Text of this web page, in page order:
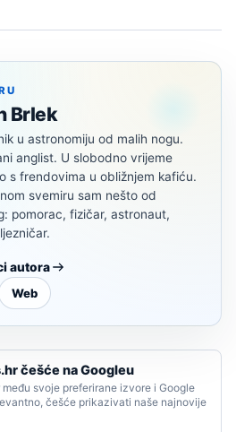
Brlek
u astronomiju od malih nogu.
anglist. U slobodno vrijeme
s frendovima u obližnjem kafiću.
svemiru sam nešto od
pomorac, fizičar, astronaut,
autora
Web
češće na Googleu
svoje preferirane izvore i Google
češće prikazivati naše najnovije